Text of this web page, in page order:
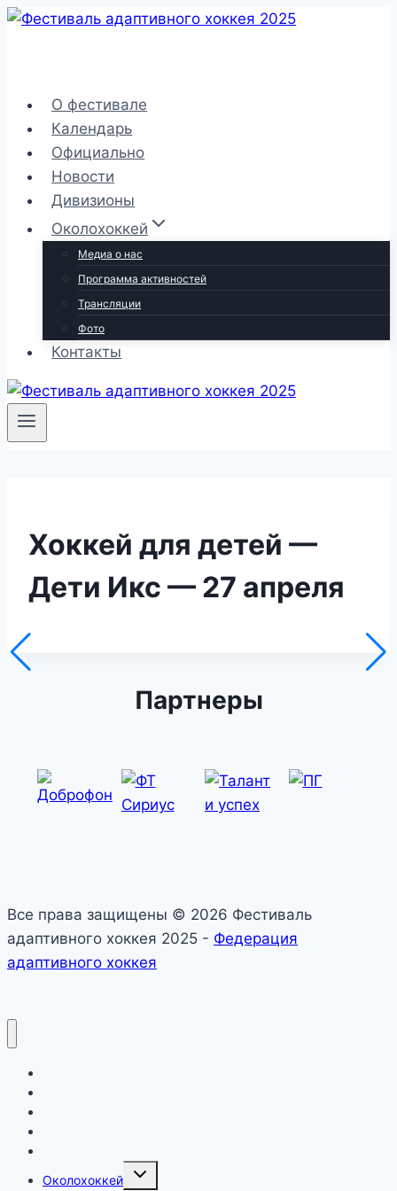
Перейти
О фестивале
Календарь
Официально
Новости
Дивизионы
Околохоккей
Медиа о нас
Программа активностей
Трансляции
Фото
Контакты
Хоккей для детей —
Дети Икс — 27 апреля
Партнеры
Все права защищены © 2026 Фестиваль
адаптивного хоккея 2025 - Федерация
адаптивного хоккея
Околохоккей
Toggle
child